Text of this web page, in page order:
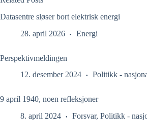
Datasentre sløser bort elektrisk energi
28. april 2026
Energi
Perspektivmeldingen
12. desember 2024
Politikk -
9 april 1940, noen refleksjoner
8. april 2024
Forsvar, Politikk -